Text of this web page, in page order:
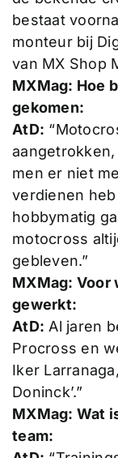
bestaat
monteur bij
van MX Shop
MXMag: Hoe
gekomen:
AtD:
men er niet
verdienen
hobbymatig
motocross
gebleven.”
MXMag: Voor
gewerkt:
AtD: Al jaren
Procross en
Iker
Doninck’.”
MXMag: Wat
team: